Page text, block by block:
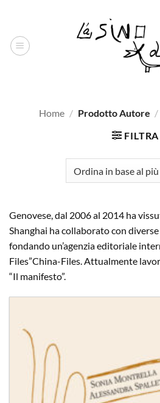
contenuti
Home / Prodotto Autore /
FILTRA
Genovese, dal 2006 al 2014 ha
Shanghai ha collaborato con
fondando un’agenzia editoriale
Files”China-Files. Attualmente
“Il manifesto”.